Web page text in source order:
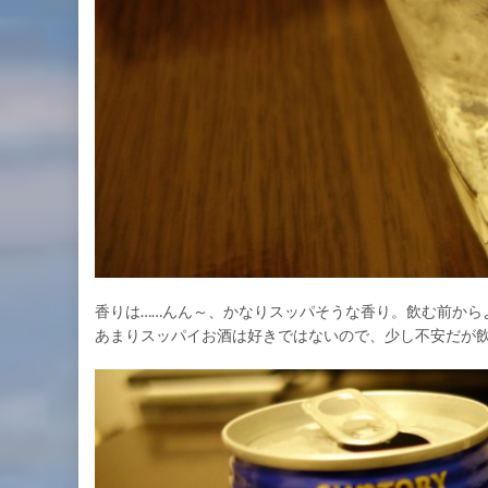
香りは……んん～、かなりスッパそうな香り。飲む前から
あまりスッパイお酒は好きではないので、少し不安だが